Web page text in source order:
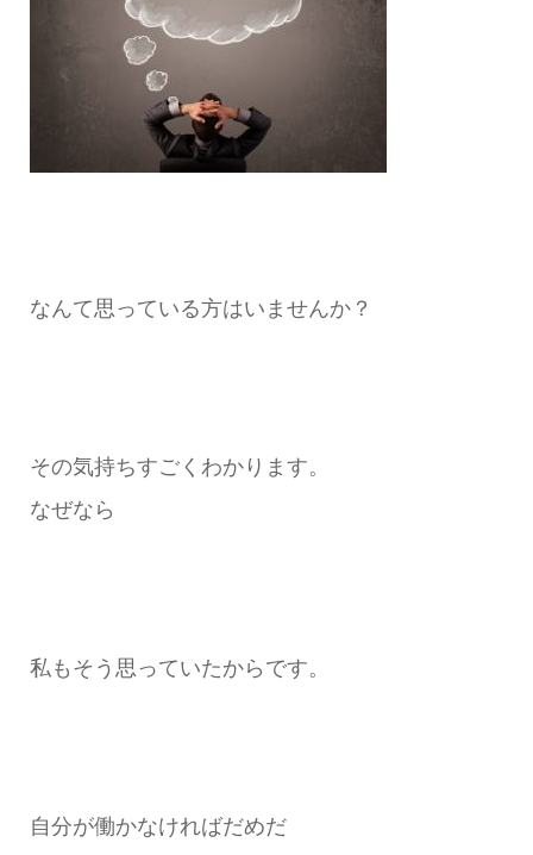
なんて思っている方はいませんか？
その気持ちすごくわかります。
なぜなら
私もそう思っていたからです。
自分が働かなければだめだ